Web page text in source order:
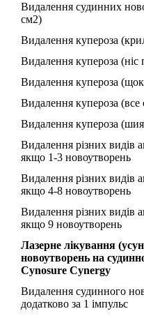
Видалення судинних
см2)
Видалення купероза
Видалення купероза (ніс
Видалення купероза
Видалення купероза (все
Видалення купероза
Видалення різних видів
якщо 1-3 новоутворень
Видалення різних видів
якщо 4-8 новоутворень
Видалення різних видів
якщо 9 новоутворень
Лазерне лікування
новоутворень на
Cynosure Cynergy
Видалення судинного
додатково за 1 імпульс